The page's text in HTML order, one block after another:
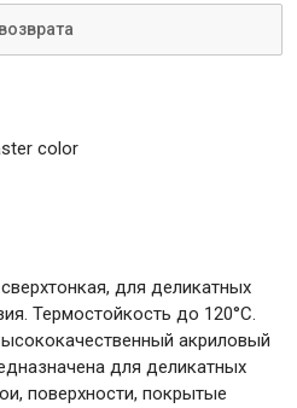
color
для деликатных
Термостойкость до 120°C.
акриловый
для деликатных
поверхности, покрытые
отделочных работ